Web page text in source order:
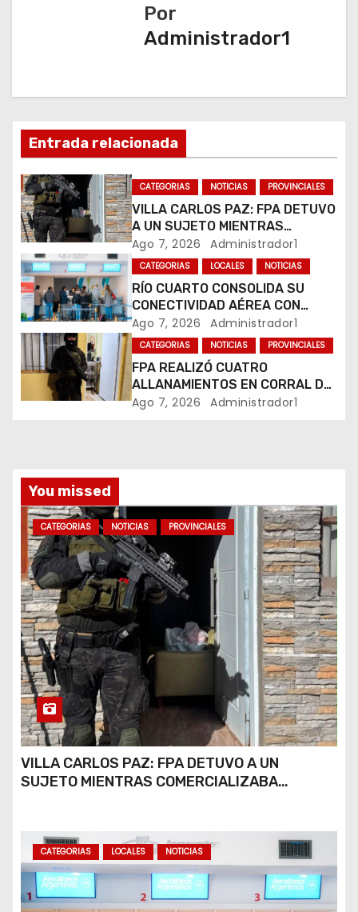
i
ó
n
d
e
e
n
t
r
a
a
s
Por
Administrador1
Entrada relacionada
CATEGORIAS NOTICIAS PROVINCIALES
VILLA CARLOS PAZ: FPA DETUVO
A UN SUJETO MIENTRAS
COMERCIALIZABA COCAÍNA Y
MARIHUANA EN UNA PLAZA
Ago 7, 2026 Administrador1
CATEGORIAS LOCALES NOTICIAS
RÍO CUARTO CONSOLIDA SU
CONECTIVIDAD AÉREA CON
CUATRO VUELOS SEMANALES A
BUENOS AIRES
Ago 7, 2026 Administrador1
CATEGORIAS NOTICIAS PROVINCIALES
FPA REALIZÓ CUATRO
ALLANAMIENTOS EN CORRAL DE
BUSTOS-IFFLINGER
Ago 7, 2026 Administrador1
You missed
CATEGORIAS NOTICIAS PROVINCIALES
VILLA CARLOS PAZ: FPA DETUVO A UN
SUJETO MIENTRAS COMERCIALIZABA
CATEGORIAS LOCALES NOTICIAS